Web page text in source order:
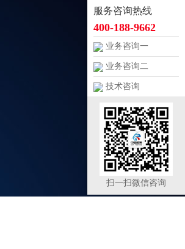
服务咨询热线
400-188-9662
业务咨询一
业务咨询二
技术咨询
扫一扫微信咨询